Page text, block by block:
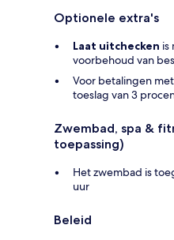
Optionele extra's
Laat uitchecken is
voorbehoud van
Voor betalingen
toeslag van 3
Zwembad, spa &
toepassing)
Het zwembad is
uur
Beleid